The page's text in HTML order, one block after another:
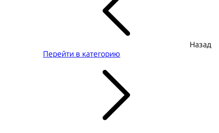
Назад
Перейти в категорию